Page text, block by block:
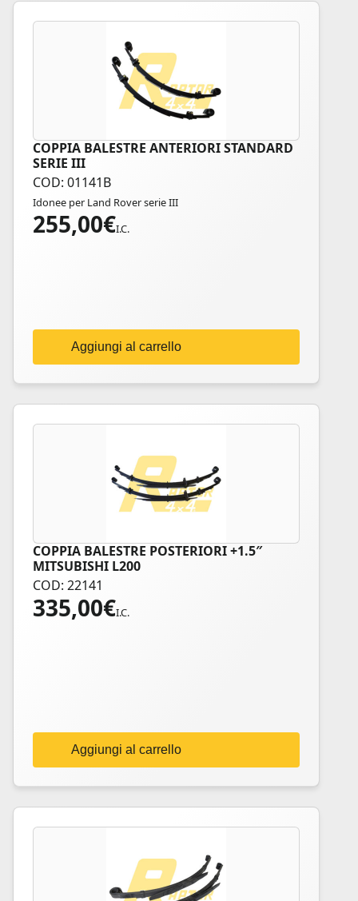
COPPIA BALESTRE ANTERIORI STANDARD
SERIE III
COD: 01141B
Idonee per Land Rover serie III
255,00€I.C.
Aggiungi al carrello
COPPIA BALESTRE POSTERIORI +1.5″
MITSUBISHI L200
COD: 22141
335,00€I.C.
Aggiungi al carrello